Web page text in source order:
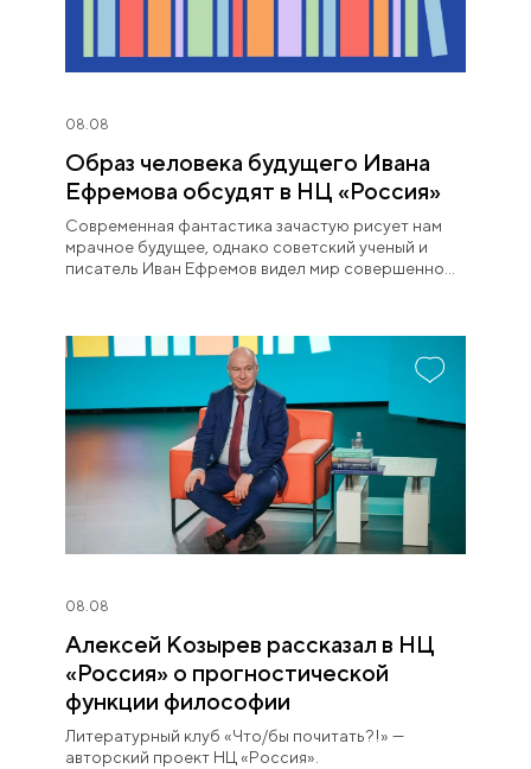
08.08
Образ человека будущего Ивана
Ефремова обсудят в НЦ «Россия»
Современная фантастика зачастую рисует нам
мрачное будущее, однако советский ученый и
писатель Иван Ефремов видел мир совершенно
08.08
Алексей Козырев рассказал в НЦ
«Россия» о прогностической
функции философии
Литературный клуб «Что/бы почитать?!» —
авторский проект НЦ «Россия».